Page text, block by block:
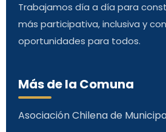
Trabajamos día a día para
más participativa, inclusiva y
oportunidades para todos.
Más de la Comuna
Asociación Chilena de